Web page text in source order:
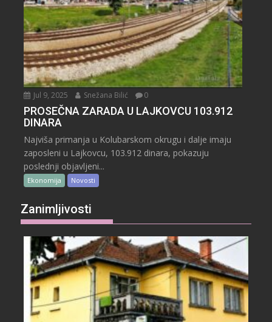
Jul 9, 2025 Snežana Bilić 0
PROSEČNA ZARADA U LAJKOVCU 103.912
DINARA
Najviša primanja u Kolubarskom okrugu i dalje imaju
zaposleni u Lajkovcu, 103.912 dinara, pokazuju
poslednji objavljeni...
Ekonomija Novosti
Zanimljivosti